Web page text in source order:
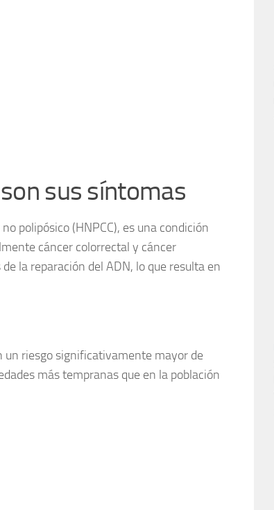
sus síntomas
polipósico (HNPCC), es una condición
cáncer colorrectal y cáncer
la reparación del ADN, lo que resulta en
un riesgo significativamente mayor de
más tempranas que en la población